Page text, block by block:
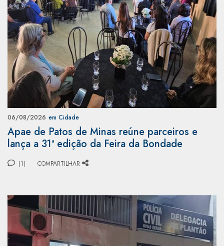
06/08/2026 em Cidade
Apae de Patos de Minas reúne parceiros e
lança a 31ª edição da Feira da Bondade
(1) COMPARTILHAR